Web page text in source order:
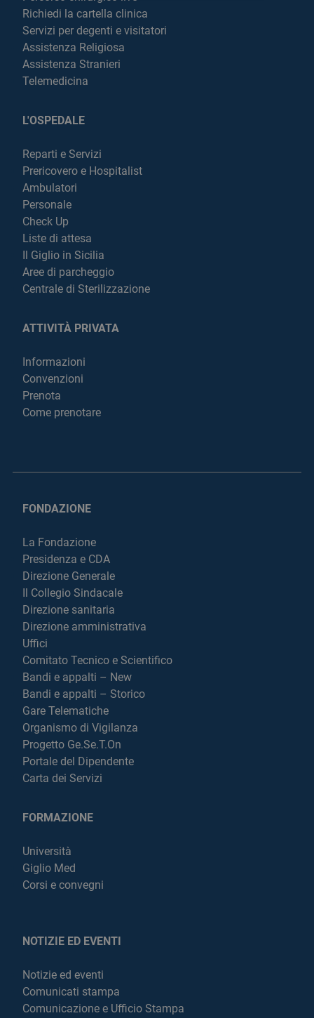
Richiedi la cartella clinica
Servizi per degenti e visitatori
Assistenza Religiosa
Assistenza Stranieri
Telemedicina
L'OSPEDALE
Reparti e Servizi
Prericovero e Hospitalist
Ambulatori
Personale
Check Up
Liste di attesa
Il Giglio in Sicilia
Aree di parcheggio
Centrale di Sterilizzazione
ATTIVITÀ PRIVATA
Informazioni
Convenzioni
Prenota
Come prenotare
FONDAZIONE
La Fondazione
Presidenza e CDA
Direzione Generale
Il Collegio Sindacale
Direzione sanitaria
Direzione amministrativa
Uffici
Comitato Tecnico e Scientifico
Bandi e appalti – New
Bandi e appalti – Storico
Gare Telematiche
Organismo di Vigilanza
Progetto Ge.Se.T.On
Portale del Dipendente
Carta dei Servizi
FORMAZIONE
Università
Giglio Med
Corsi e convegni
NOTIZIE ED EVENTI
Notizie ed eventi
Comunicati stampa
Comunicazione e Ufficio Stampa